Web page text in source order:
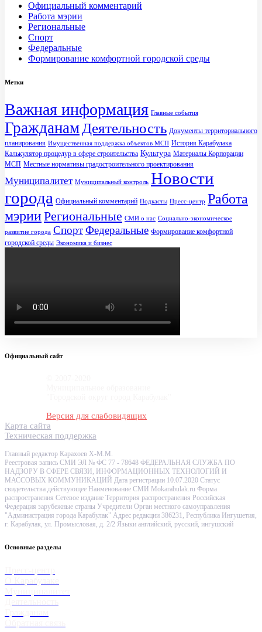
Официальный комментарий
Работа мэрии
Региональные
Спорт
Федеральные
Формирование комфортной городской среды
Метки
Важная информация Главные события
Гражданам Деятельность Документы территориального
планирования Имущественная поддержка объектов МСП История Карабулака
Калькулятор процедур в сфере строительства Культура Материалы Корпорации
МСП Местные нормативы градостроительного проектирования
Муниципалитет Муниципальный контроль Новости
города Официальный комментарий Подкасты Пресс-центр Работа
мэрииРегиональные СМИ о нас Социально-экономическое
развитие города СпортФедеральные Формирование комфортной
городской среды Экономика и бизнес
Официальный сайт
Версия для слабовидящих
Карта сайта
Техническая поддержка
Главный редактор Карахоев Х-М.М.
Реестровая запись СМИ ЭЛ № ФС 77 - 78648 ФЕДЕРАЛЬНАЯ СЛУЖБА ПО
НАДЗОРУ В СФЕРЕ СВЯЗИ, ИНФОРМАЦИОННЫХ ТЕХНОЛОГИЙ И
МАССОВЫХ КОММУНИКАЦИЙ Дата регистрации 10.07.2020 Статус
свидетельства действующее Наименование СМИ Mokarabulak.ru Форма
распространения Сетевое издание Территория распространения Российская
Федерация зарубежные страны Учредители Орган местного самоуправления
"Администрация города Карабулак" Адрес редакции 386231, Республика Ингушетия,
г. Карабулак, ул. Промысловая, д. 2/2 Языки английский, русский, ингушский
Основные разделы